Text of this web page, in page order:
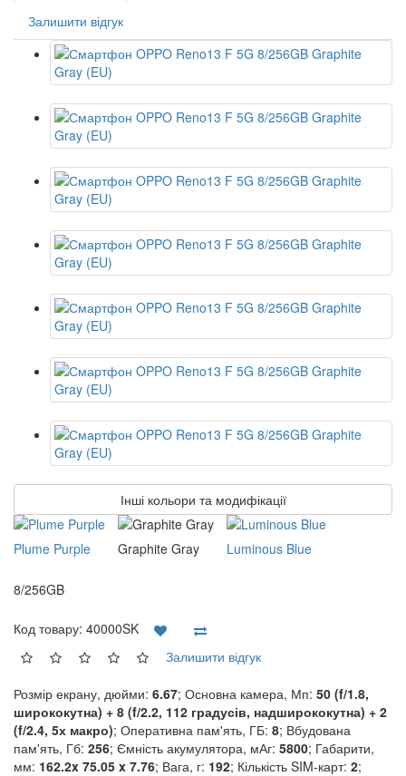
Залишити відгук
Інші кольори та модифікації
Plume Purple Graphite Gray Luminous Blue
8/256GB
Код товару: 40000SK
Залишити відгук
Розмір екрану, дюйми: 6.67; Основна камера, Мп: 50 (f/1.8,
ширококутна) + 8 (f/2.2, 112 градусів, надширококутна) + 2
(f/2.4, 5х макро); Оперативна пам'ять, ГБ: 8; Вбудована
пам'ять, Гб: 256; Ємність акумулятора, мАг: 5800; Габарити,
мм: 162.2x 75.05 x 7.76; Вага, г: 192; Кількість SIM-карт: 2;